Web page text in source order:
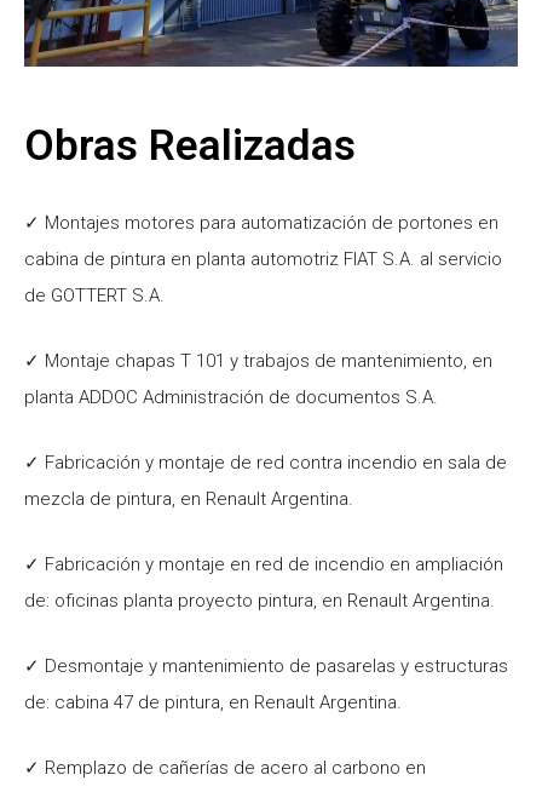
Obras Realizadas
✓ Montajes motores para automatización de portones en
cabina de pintura en planta automotriz FIAT S.A. al servicio
de GOTTERT S.A.
✓ Montaje chapas T 101 y trabajos de mantenimiento, en
planta ADDOC Administración de documentos S.A.
✓ Fabricación y montaje de red contra incendio en sala de
mezcla de pintura, en Renault Argentina.
✓ Fabricación y montaje en red de incendio en ampliación
de: oficinas planta proyecto pintura, en Renault Argentina.
✓ Desmontaje y mantenimiento de pasarelas y estructuras
de: cabina 47 de pintura, en Renault Argentina.
✓ Remplazo de cañerías de acero al carbono en